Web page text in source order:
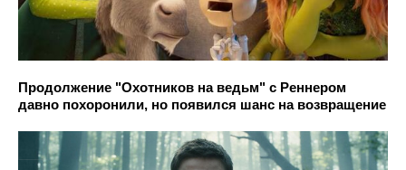
Продолжение "Охотников на ведьм" с Реннером
давно похоронили, но появился шанс на возвращение